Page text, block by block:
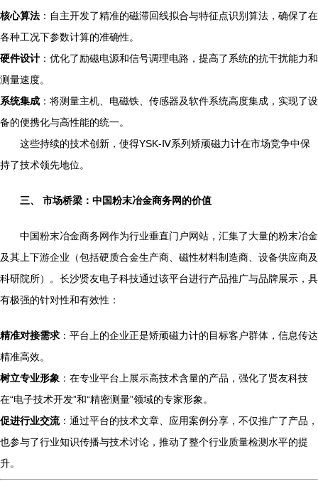
核心算法 ：自主开发了精准的磁滞回线拟合与特征点识别算法，确保了在
各种工况下参数计算的准确性。
硬件设计 ：优化了励磁电源和信号调理电路，提高了系统的抗干扰能力和
测量速度。
系统集成 ：将测量主机、电磁铁、传感器及软件系统高度集成，实现了设
备的便携化与高性能的统一。
这些持续的技术创新，使得YSK-Ⅳ系列矫顽磁力计在市场竞争中保
持了技术领先地位。
三、 市场桥梁：中国粉末冶金商务网的价值
中国粉末冶金商务网作为行业垂直门户网站，汇集了大量的粉末冶金
及其上下游企业（包括硬质合金生产商、磁性材料制造商、设备供应商及
科研院所）。长沙贤友电子科技通过该平台进行产品推广与品牌展示，具
有极强的针对性和有效性：
精准对接需求 ：平台上的企业正是矫顽磁力计的目标客户群体，信息传达
精准高效。
树立专业形象 ：在专业平台上展示高技术含量的产品，强化了贤友科技
在“电子技术开发”和“精密测量”领域的专家形象。
促进行业交流：通过平台的技术文章、应用案例分享，不仅推广了产品，
也参与了行业知识传播与技术讨论，推动了整个行业质量检测水平的提
升。